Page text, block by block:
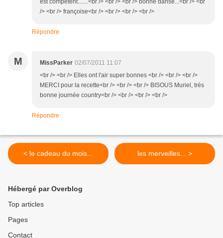
est compétent.......<br /> <br /> <br /> bonne danse...<br /> <br
/> <br /> françoise<br /> <br /> <br /> <br />
Répondre
M MissParker 02/07/2011 11:07
<br /> <br /> Elles ont l'air super bonnes <br /> <br /> <br />
MERCI pour la recette<br /> <br /> <br /> BISOUS Muriel, très
bonne journée country<br /> <br /> <br /> <br />
Répondre
< le cadeau du mois... les merveilles... >
Hébergé par Overblog
Top articles
Pages
Contact